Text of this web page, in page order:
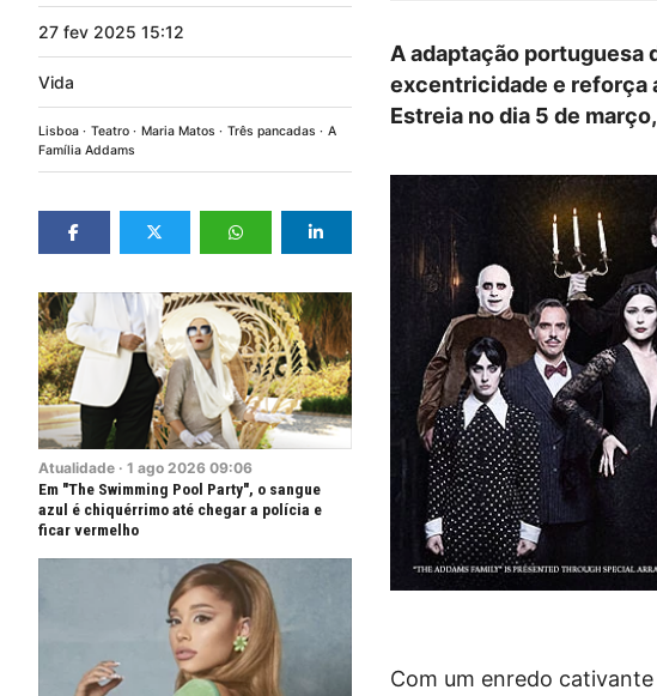
27 fev 2025 15:12
Vida
Lisboa Teatro Maria Matos Três pancadas
A
Família Addams
Atualidade · 1 ago 2026 09:06
Em "The Swimming Pool Party", o sangue
azul é chiquérrimo até chegar a polícia e
ficar vermelho
A adaptação portuguesa
excentricidade e reforça
Estreia no dia 5 de
Com um enredo